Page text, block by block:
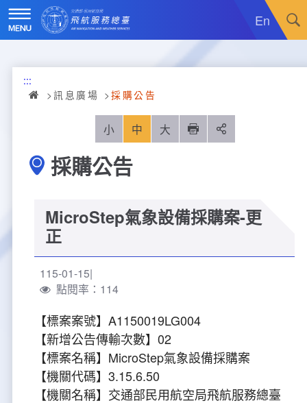
跳
到
主
要
En
最新消息
採購公告
活動訊息
電子相簿
關於我們
組織沿革
業務職掌
編制及預算員額
大事紀
五十週年紀念專區
服務範疇
服務介紹
服務進化史
飛航情報
服務介紹
航空氣象
服務進化史
服務介紹
服務進化史
航空電子
服務介紹
安全管理
重大施政計畫
年統計資訊
管制架次統計
月統計資訊
便民服務
意見交流
意見信箱
總臺長與民有約
參訪申請
氣象資料申辦
資料開放
氣象報文歷史資料
常見問答
業務宣導
出版品
相關連結
塔臺園區新建工程專區
計畫簡介
主動公開資訊
:::
訊息廣場
採購公告
小 中 大 列印
採購公告
MicroStep氣象設備採購案-更
正
115-01-15
點閱率：114
【標案案號】A1150019LG004
【新增公告傳輸次數】02
【標案名稱】MicroStep氣象設備採購案
【機關代碼】3.15.6.50
【機關名稱】交通部民用航空局飛航服務總臺